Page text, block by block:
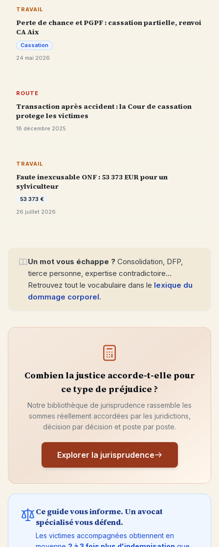
TRAVAIL
Perte de chance et PGPF : cassation partielle, renvoi
CA Aix
Cassation
24 mai 2026
ROUTE
Transaction après accident : la Cour de cassation
protege les victimes
18 décembre 2025
TRAVAIL
Faute inexcusable ONF : 53 373 EUR pour un
sylviculteur
53 373 €
26 juillet 2026
Un mot vous échappe ? Consolidation, DFP,
tierce personne, expertise contradictoire…
Retrouvez tout le vocabulaire dans le lexique du
dommage corporel.
Combien la justice accorde-t-elle pour
ce type de préjudice ?
Notre bibliothèque de jurisprudence rassemble les
sommes réellement accordées par les juridictions,
décision par décision et poste par poste.
Explorer la jurisprudence
Ce guide vous informe. Un avocat
spécialisé vous défend.
Les victimes accompagnées obtiennent en